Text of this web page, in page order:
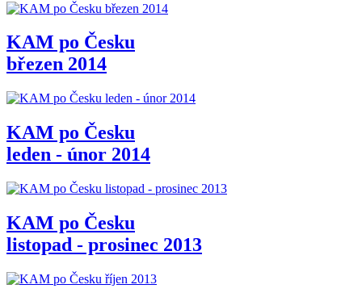
KAM po Česku
březen 2014
KAM po Česku
leden - únor 2014
KAM po Česku
listopad - prosinec 2013